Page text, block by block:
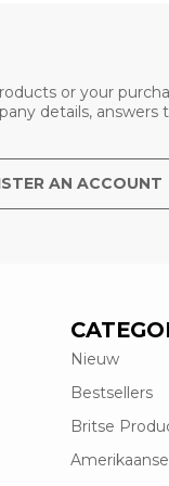
or your
details,
AN ACCOUNT
Nieuw
Bestsellers
Britse